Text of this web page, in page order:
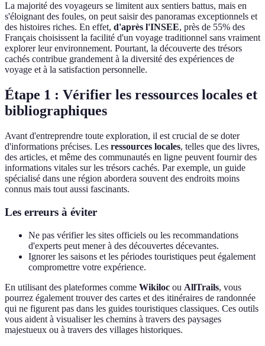
La majorité des voyageurs se limitent aux sentiers battus, mais en
s'éloignant des foules, on peut saisir des panoramas exceptionnels et
des histoires riches. En effet, d'après l'INSEE, près de 55% des
Français choisissent la facilité d'un voyage traditionnel sans vraiment
explorer leur environnement. Pourtant, la découverte des trésors
cachés contribue grandement à la diversité des expériences de
voyage et à la satisfaction personnelle.
Étape 1 : Vérifier les ressources locales et
bibliographiques
Avant d'entreprendre toute exploration, il est crucial de se doter
d'informations précises. Les ressources locales, telles que des livres,
des articles, et même des communautés en ligne peuvent fournir des
informations vitales sur les trésors cachés. Par exemple, un guide
spécialisé dans une région abordera souvent des endroits moins
connus mais tout aussi fascinants.
Les erreurs à éviter
Ne pas vérifier les sites officiels ou les recommandations
d'experts peut mener à des découvertes décevantes.
Ignorer les saisons et les périodes touristiques peut également
compromettre votre expérience.
En utilisant des plateformes comme Wikiloc ou AllTrails, vous
pourrez également trouver des cartes et des itinéraires de randonnée
qui ne figurent pas dans les guides touristiques classiques. Ces outils
vous aident à visualiser les chemins à travers des paysages
majestueux ou à travers des villages historiques.